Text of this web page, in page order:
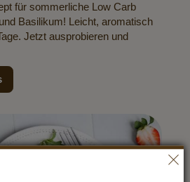
für sommerliche Low Carb
Basilikum! Leicht, aromatisch
Jetzt ausprobieren und